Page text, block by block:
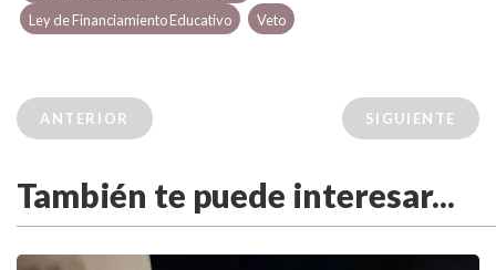
Ley de Financiamiento Educativo
Veto
ANTERIOR SIGUIENTE
También te puede interesar...